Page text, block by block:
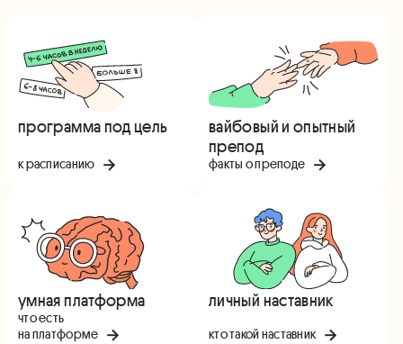
программа под цель
к расписанию
вайбовый и опытный
препод
факты о преподе
умная платформа
что есть
на платформе
личный наставник
кто такой наставник